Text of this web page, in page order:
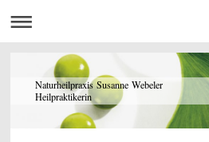
Naturheilpraxis Susanne Webeler
Heilpraktikerin